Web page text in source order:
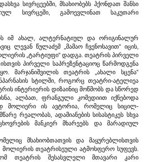
სივრცეებში, მსახიობებს ჰქონდათ შანსი
სივრცეში, გამოევლინათ საკუთარი
იმ ახალ, ალტერნატიულ და ორიგინალურ
ლევან წულაძემ „მამაო ჩვენოსავით“ იცის,
„ტარტიუფი“ დადგა. თეატრის პირველი
პირველი საპრეზენტაციოც წარმოდგენა
მარჯანიშვილის თეატრის „ახალი სცენა“
სტილში, როგორც თეატრი-ატელიეა
ინტერიერის დიზაინიც მოწმობს და სწორედ
ალბათ, ფრანგული კომედიით იქნებოდა
მოლიერი ის ავტორია, რომელიც სიცილ-
რეალობას, ადამიანების სისასტიკეს სხვა
მანკიერ მხარეებს და მარადიულ
მსახიობთათვის და მაყურებლისთვის
მოლიერის თეატრისეული ატმოსფერო სუფევს.
თეატრის შესასვლელი მთავარი კარი